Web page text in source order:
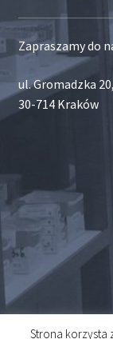
Zapraszamy do
ul. Gromadzka 20,
30-714 Kraków
Strona korzysta